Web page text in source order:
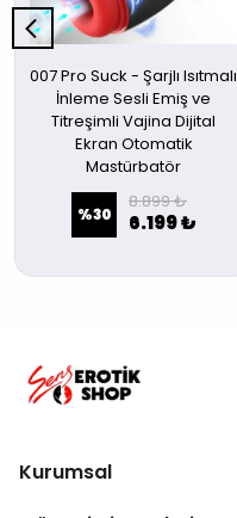
007 Pro Suck - Şarjlı Isıtmalı
İnleme Sesli Emiş ve
Titreşimli Vajina Dijital
Ekran Otomatik
Mastürbatör
%30
8.899 ₺
6.199 ₺
Kurumsal